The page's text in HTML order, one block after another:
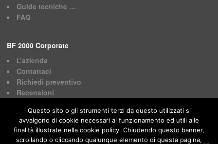
Guide tecniche …
FAQ
BF 2000 Corporate
L’azienda
Contattaci
Richiedi preventivo
Recensioni
Questo sito o gli strumenti terzi da questo utilizzati si
avvalgono di cookie necessari al funzionamento ed utili alle
finalità illustrate nella cookie policy. Chiudendo questo banner,
scrollando o cliccando qualunque elemento di questa pagina,